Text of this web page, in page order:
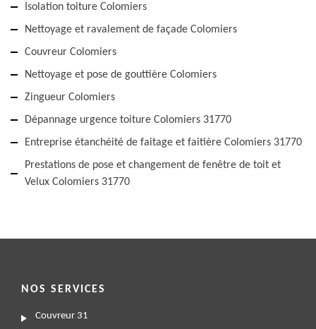
Isolation toiture Colomiers
Nettoyage et ravalement de façade Colomiers
Couvreur Colomiers
Nettoyage et pose de gouttière Colomiers
Zingueur Colomiers
Dépannage urgence toiture Colomiers 31770
Entreprise étanchéité de faitage et faitière Colomiers 31770
Prestations de pose et changement de fenêtre de toit et
Velux Colomiers 31770
NOS SERVICES
Couvreur 31